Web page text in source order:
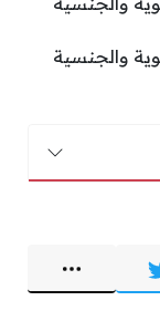
والجنسية